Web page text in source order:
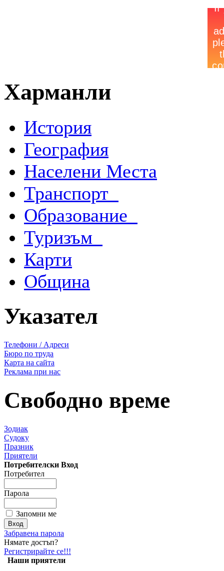
Харманли
История
География
Населени Места
Транспорт
Образование
Туризъм
Карти
Община
Указател
Телефони / Адреси
Бюро по труда
Карта на сайта
Реклама при нас
Свободно време
Зодиак
Судоку
Празник
Приятели
Потребителски Вход
Потребител
Парола
Запомни ме
Забравена парола
Нямате достъп?
Регистрирайте се!!!
Наши приятели